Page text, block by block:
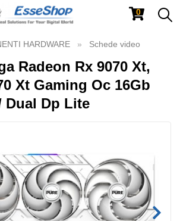
0
HARDWARE Schede video
Radeon Rx 9070 Xt,
Xt Gaming Oc 16Gb
Dual Dp Lite